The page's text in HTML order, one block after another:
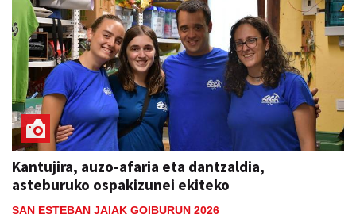
Kantujira, auzo-afaria eta dantzaldia,
asteburuko ospakizunei ekiteko
SAN ESTEBAN JAIAK GOIBURUN 2026